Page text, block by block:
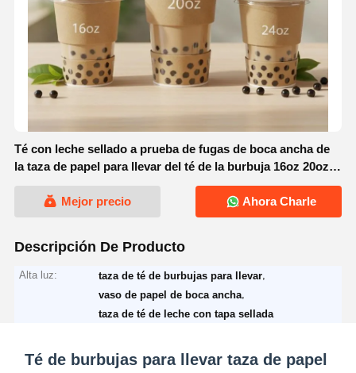
Té con leche sellado a prueba de fugas de boca ancha de
la taza de papel para llevar del té de la burbuja 16oz 20oz
Mejor precio
Ahora Charle
Descripción De Producto
Alta luz: taza de té de burbujas para llevar
vaso de papel de boca ancha
taza de té de leche con tapa sellada
Té de burbujas para llevar taza de papel